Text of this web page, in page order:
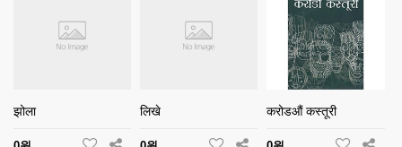
झोला लिखे करोडऔं कस्तूरी